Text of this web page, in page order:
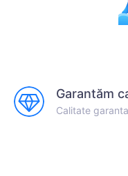
Garantăm
Calitate